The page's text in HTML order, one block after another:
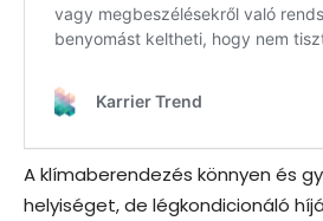
A klímaberendezés könnyen és
helyiséget, de légkondicionáló